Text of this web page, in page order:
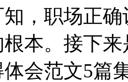
，职场正
本。接下
会范文5篇